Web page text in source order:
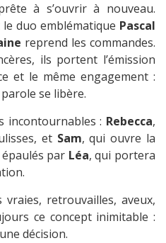
à s’ouvrir à nouveau.
duo emblématique Pascal
reprend les commandes.
ils portent l’émission
et le même engagement :
se libère.
incontournables : Rebecca,
et Sam, qui ouvre la
par Léa, qui portera
retrouvailles, aveux,
ce concept inimitable :
décision.